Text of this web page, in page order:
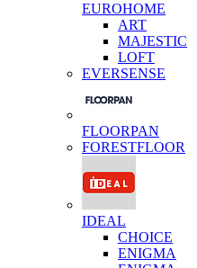
EUROHOME
ART
MAJESTIC
LOFT
EVERSENSE
FLOORPAN
FORESTFLOOR
IDEAL
CHOICE
ENIGMA